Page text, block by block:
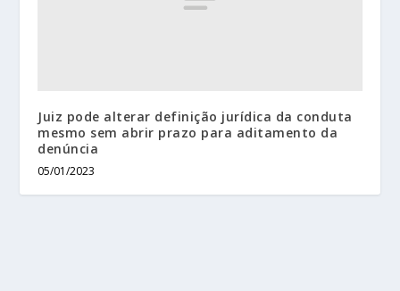
Juiz pode alterar definição jurídica da conduta
mesmo sem abrir prazo para aditamento da
denúncia
05/01/2023